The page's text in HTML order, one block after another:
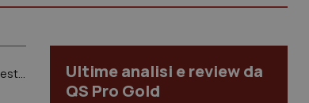
Medici cubani in Calabria. Occhiuto in Consiglio: “Tocco enormi interessi, dall’Ordine comportamenti ignobili. Procura apra inchiesta sulle cooperative”. Anelli (Fnomceo): “Ci tenga fuori dalla campagna elettorale”
Ultime analisi e review da
QS Pro Gold